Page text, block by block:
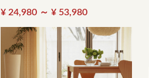
¥ 24,980 ～ ¥ 53,980